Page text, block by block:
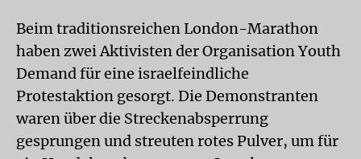
Beim traditionsreichen London-Marathon
haben zwei Aktivisten der Organisation Youth
Demand für eine israelfeindliche
Protestaktion gesorgt. Die Demonstranten
waren über die Streckenabsperrung
gesprungen und streuten rotes Pulver, um für